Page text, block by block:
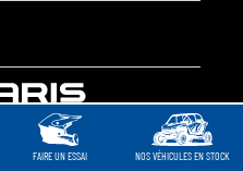
FAIRE UN ESSAI NOS VÉHICULES EN STOCK